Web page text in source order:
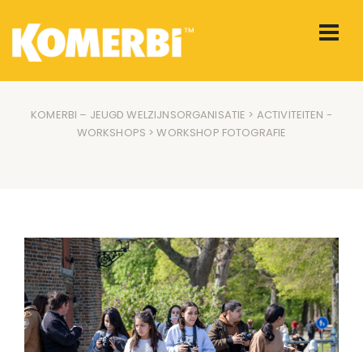
KOMERBI – JEUGD WELZIJNSORGANISATIE > ACTIVITEITEN -
WORKSHOPS > WORKSHOP FOTOGRAFIE